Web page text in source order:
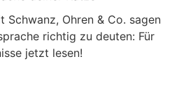
Schwanz, Ohren & Co. sagen
richtig zu deuten: Für
jetzt lesen!